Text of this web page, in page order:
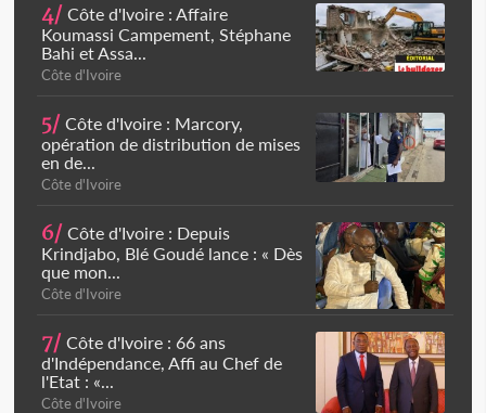
4/ Côte d'Ivoire : Affaire
Koumassi Campement, Stéphane
Bahi et Assa...
Côte d'Ivoire
5/ Côte d'Ivoire : Marcory,
opération de distribution de mises
en de...
Côte d'Ivoire
6/ Côte d'Ivoire : Depuis
Krindjabo, Blé Goudé lance : « Dès
que mon...
Côte d'Ivoire
7/ Côte d'Ivoire : 66 ans
d'Indépendance, Affi au Chef de
l'Etat : «...
Côte d'Ivoire